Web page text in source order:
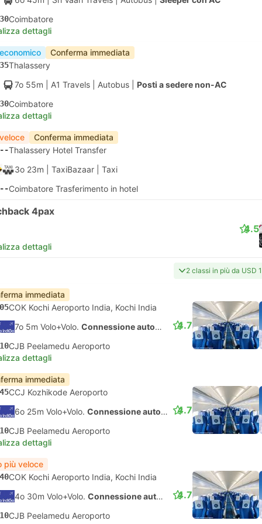
Coimbatore
dettagli
Conferma immediata
Thalassery
7o 55m | A1 Travels Autobus Posti a sedere non-AC
Coimbatore
dettagli
Conferma immediata
Thalassery Hotel Transfer
3o 23m | TaxiBazaar Taxi
Coimbatore Trasferimento in hotel
4pax
dettagli
4.5
2 classi in più da USD
immediata
COK Kochi Aeroporto India, Kochi India
7o 5m Volo+Volo. Connessione automatica
CJB Peelamedu Aeroporto
4.7
dettagli
immediata
CCJ Kozhikode Aeroporto
6o 25m Volo+Volo. Connessione automatica
CJB Peelamedu Aeroporto
4.7
dettagli
più veloce
COK Kochi Aeroporto India, Kochi India
4o 30m Volo+Volo. Connessione automatica
CJB Peelamedu Aeroporto
4.7